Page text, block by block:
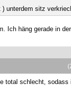
) unterdem sitz
Ich häng gerade in
total schlecht, sodass